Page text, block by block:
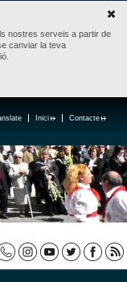
nostres serveis a partir de
canviar la teva
Contacte
Inici